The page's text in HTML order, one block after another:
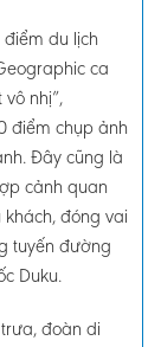
du lịch
ca
nhị”,
điểm chụp ảnh
Đây cũng là
cảnh quan
đóng vai
tuyến đường
Duku.
đoàn di